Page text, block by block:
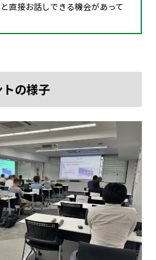
直接お話しできる機会があって
の様子